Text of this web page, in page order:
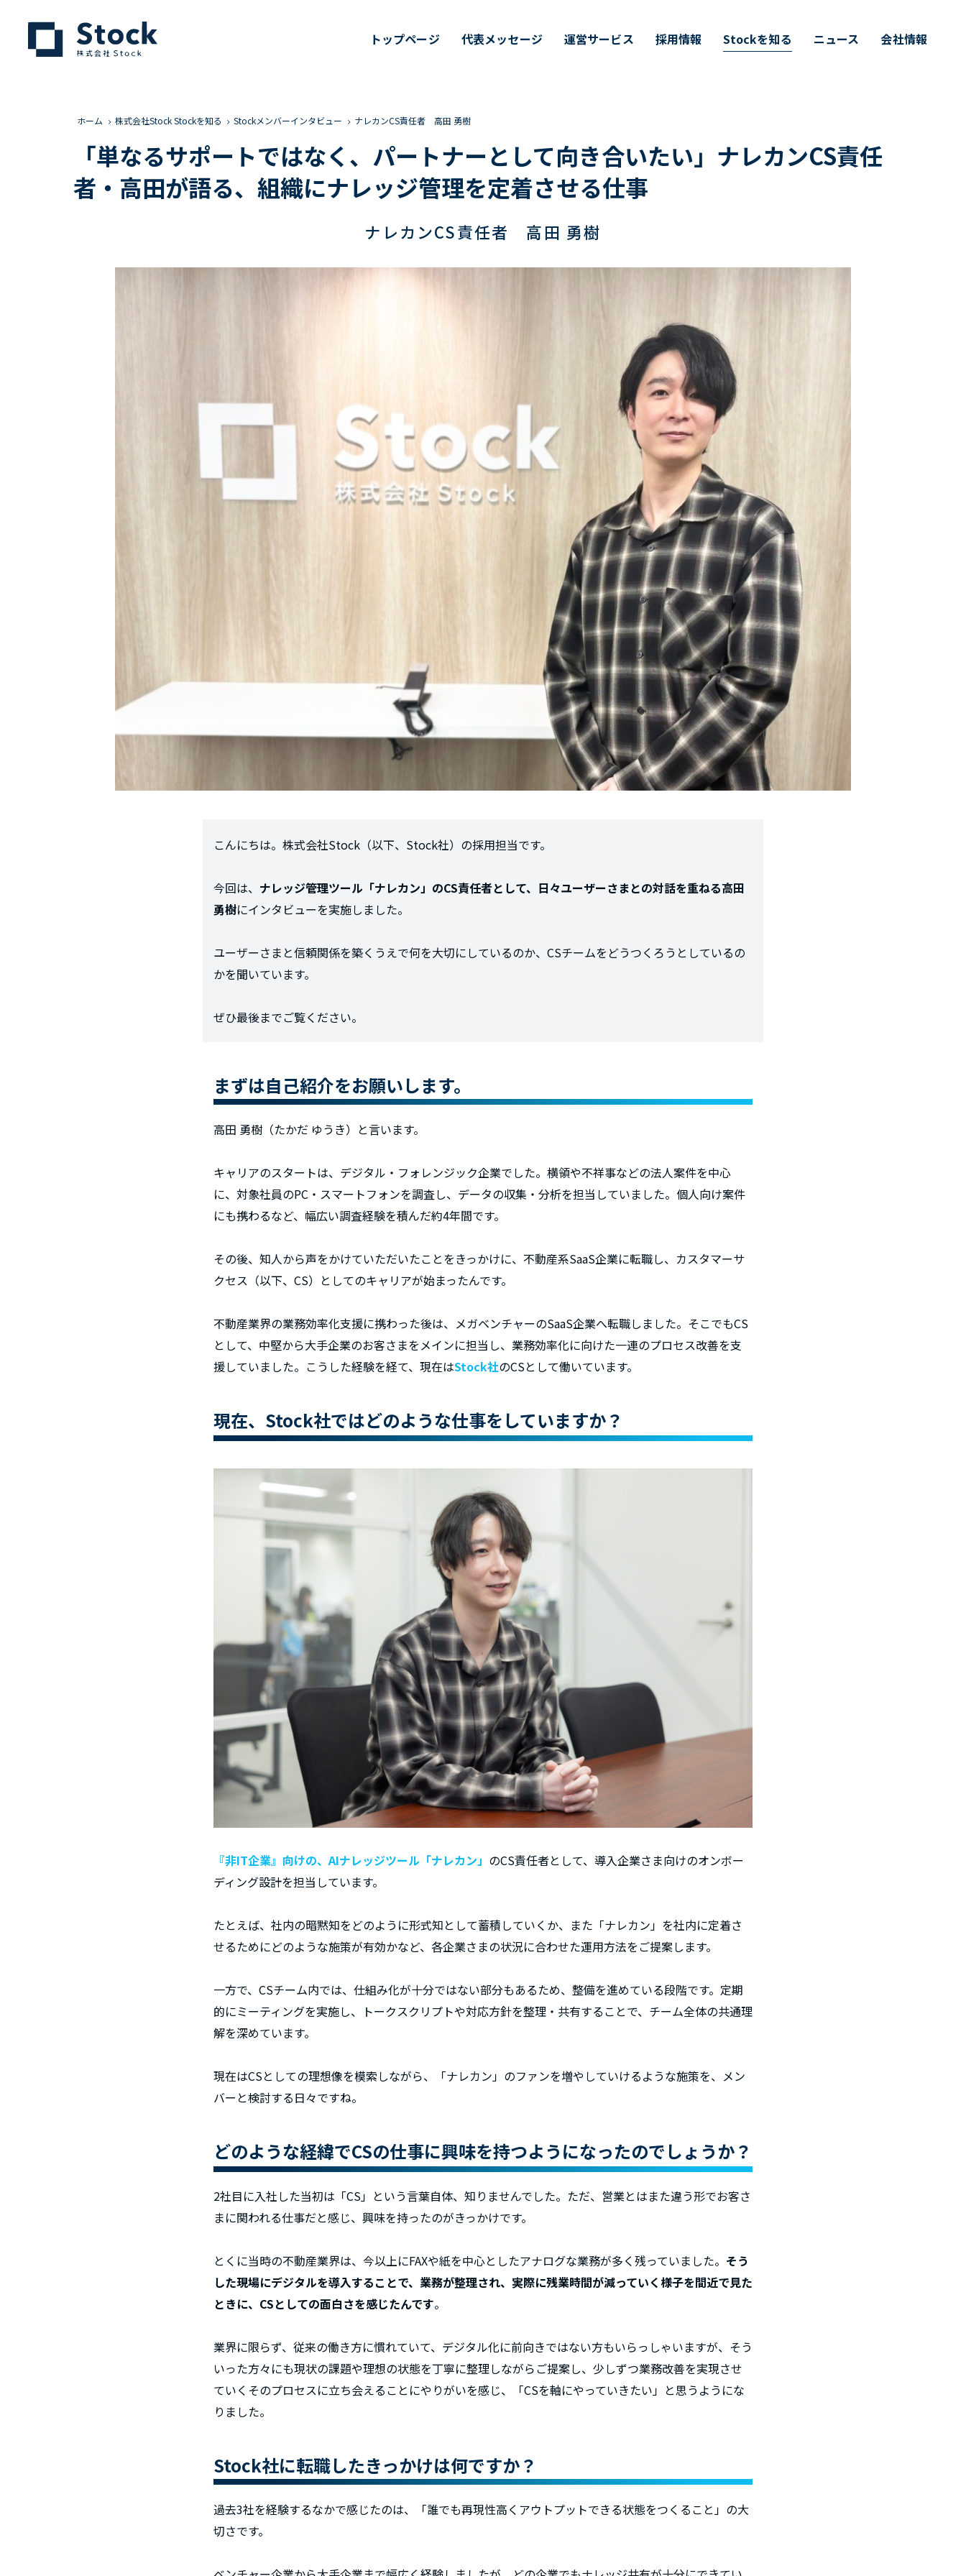
トップページ 代表メッセージ 運営サービス 採用情報 Stockを知る ニュース 会社情報
ホーム 株式会社Stock Stockを知る Stockメンバーインタビュー ナレカンCS責任者 高田 勇樹
「単なるサポートではなく、パートナーとして向き合いたい」ナレカンCS責任
者・高田が語る、組織にナレッジ管理を定着させる仕事
ナレカンCS責任者 高田 勇樹
こんにちは。株式会社Stock（以下、Stock社）の採用担当です。
今回は、 ナレッジ管理ツール「ナレカン」のCS責任者として、日々ユーザーさまとの対話を重ねる高田
勇樹にインタビューを実施しました。
ユーザーさまと信頼関係を築くうえで何を大切にしているのか、CSチームをどうつくろうとしているの
かを聞いています。
ぜひ最後までご覧ください。
まずは自己紹介をお願いします。
高田 勇樹（たかだ ゆうき）と言います。
キャリアのスタートは、デジタル・フォレンジック企業でした。横領や不祥事などの法人案件を中心
に、対象社員のPC・スマートフォンを調査し、データの収集・分析を担当していました。個人向け案件
にも携わるなど、幅広い調査経験を積んだ約4年間です。
その後、知人から声をかけていただいたことをきっかけに、不動産系SaaS企業に転職し、カスタマーサ
クセス（以下、CS）としてのキャリアが始まったんです。
不動産業界の業務効率化支援に携わった後は、メガベンチャーのSaaS企業へ転職しました。そこでもCS
として、中堅から大手企業のお客さまをメインに担当し、業務効率化に向けた一連のプロセス改善を支
援していました。こうした経験を経て、現在はStock社のCSとして働いています。
現在、Stock社ではどのような仕事をしていますか？
『非IT企業』向けの、AIナレッジツール「ナレカン」 のCS責任者として、導入企業さま向けのオンボー
ディング設計を担当しています。
たとえば、社内の暗黙知をどのように形式知として蓄積していくか、また「ナレカン」を社内に定着さ
せるためにどのような施策が有効かなど、各企業さまの状況に合わせた運用方法をご提案します。
一方で、CSチーム内では、仕組み化が十分ではない部分もあるため、整備を進めている段階です。定期
的にミーティングを実施し、トークスクリプトや対応方針を整理・共有することで、チーム全体の共通理
解を深めています。
現在はCSとしての理想像を模索しながら、「ナレカン」のファンを増やしていけるような施策を、メン
バーと検討する日々ですね。
どのような経緯でCSの仕事に興味を持つようになったのでしょうか？
2社目に入社した当初は「CS」という言葉自体、知りませんでした。ただ、営業とはまた違う形でお客さ
まに関われる仕事だと感じ、興味を持ったのがきっかけです。
とくに当時の不動産業界は、今以上にFAXや紙を中心としたアナログな業務が多く残っていました。 そう
した現場にデジタルを導入することで、業務が整理され、実際に残業時間が減っていく様子を間近で見た
ときに、CSとしての面白さを感じたんです。
業界に限らず、従来の働き方に慣れていて、デジタル化に前向きではない方もいらっしゃいますが、そう
いった方々にも現状の課題や理想の状態を丁寧に整理しながらご提案し、少しずつ業務改善を実現させ
ていく――そのプロセスに立ち会えることにやりがいを感じ、「CSを軸にやっていきたい」と思うようにな
りました。
Stock社に転職したきっかけは何ですか？
過去3社を経験するなかで感じたのは、「誰でも再現性高くアウトプットできる状態をつくること」の大
切さです。